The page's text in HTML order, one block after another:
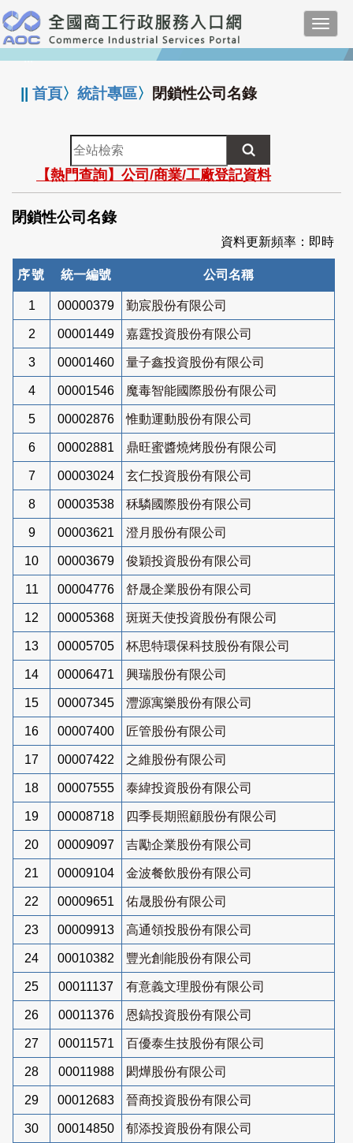
跳
到
主
要
:::
||首頁〉統計專區〉 閉鎖性公司名錄
全
站
檢
索
【熱門查詢】公司/商業/工廠登記資料
閉鎖性公司名錄
資料更新頻率：即時
序號 統一編號 公司名稱
1 00000379 勤宸股份有限公司
2 00001449 嘉霆投資股份有限公司
3 00001460 量子鑫投資股份有限公司
4 00001546 魔毒智能國際股份有限公司
5 00002876 惟動運動股份有限公司
6 00002881 鼎旺蜜醬燒烤股份有限公司
7 00003024 玄仁投資股份有限公司
8 00003538 秝驎國際股份有限公司
9 00003621 澄月股份有限公司
10 00003679 俊穎投資股份有限公司
11 00004776 舒晟企業股份有限公司
12 00005368 斑斑天使投資股份有限公司
13 00005705 杯思特環保科技股份有限公司
14 00006471 興瑞股份有限公司
15 00007345 灃源寓樂股份有限公司
16 00007400 匠管股份有限公司
17 00007422 之維股份有限公司
18 00007555 泰緯投資股份有限公司
19 00008718 四季長期照顧股份有限公司
20 00009097 吉勵企業股份有限公司
21 00009104 金波餐飲股份有限公司
22 00009651 佑晟股份有限公司
23 00009913 高通領投股份有限公司
24 00010382 豐光創能股份有限公司
25 00011137 有意義文理股份有限公司
26 00011376 恩鎬投資股份有限公司
27 00011571 百優泰生技股份有限公司
28 00011988 閎燁股份有限公司
29 00012683 晉商投資股份有限公司
30 00014850 郁添投資股份有限公司